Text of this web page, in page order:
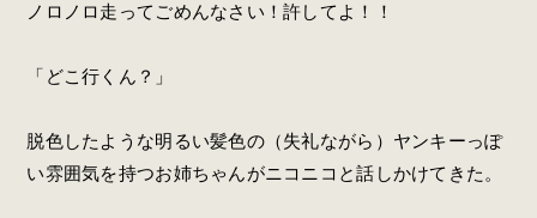
ノロノロ走ってごめんなさい！許してよ！！
「どこ行くん？」
脱色したような明るい髪色の（失礼ながら）ヤンキーっぽ
い雰囲気を持つお姉ちゃんがニコニコと話しかけてきた。